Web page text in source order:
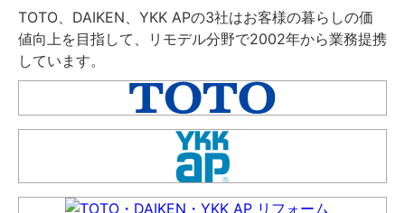
TOTO、DAIKEN、YKK APの3社はお客様の暮らしの価
値向上を目指して、リモデル分野で2002年から業務提携
しています。